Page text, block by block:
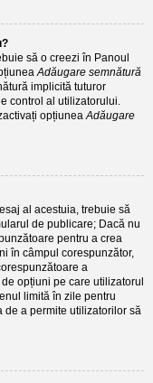
să o creezi în Panoul
Adăugare semnătură
implicită tuturor
control al utilizatorului.
opțiuneaAdăugare
al acestuia, trebuie să
de publicare; Dacă nu
pentru a crea
în câmpul corespunzător,
a
opțiuni pe care utilizatorul
limită în zile pentru
de a permite utilizatorilor să